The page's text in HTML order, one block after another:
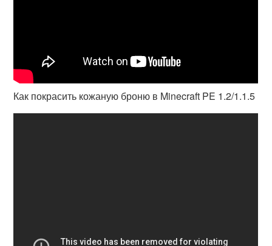
Как покрасить кожаную броню в Minecraft PE 1.2/1.1.5